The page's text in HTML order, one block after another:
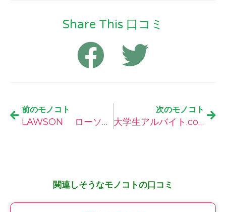
Share This 口コミ
前のモノコト
LAWSON ローソンフレッシュ の口コミ
次のモノコト
大学生アルバイト.comの口コミ
関連しそうなモノコトの口コミ